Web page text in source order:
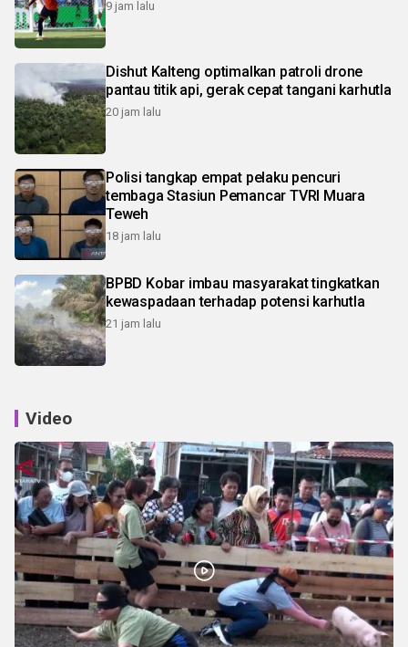
9 jam lalu
Dishut Kalteng optimalkan patroli drone
pantau titik api, gerak cepat tangani karhutla
20 jam lalu
Polisi tangkap empat pelaku pencuri
tembaga Stasiun Pemancar TVRI Muara
Teweh
18 jam lalu
BPBD Kobar imbau masyarakat tingkatkan
kewaspadaan terhadap potensi karhutla
21 jam lalu
Video